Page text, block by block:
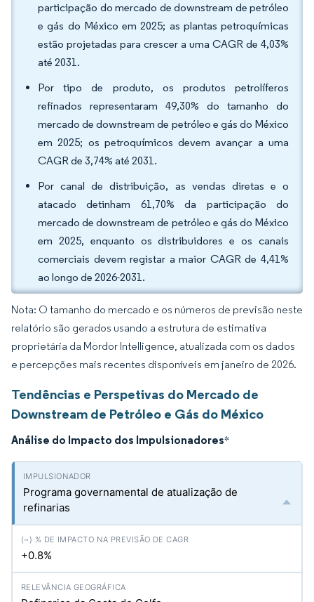
participação do mercado de downstream de petróleo
e gás do México em 2025; as plantas petroquímicas
estão projetadas para crescer a uma CAGR de 4,03%
até 2031.
Por tipo de produto, os produtos petrolíferos
refinados representaram 49,30% do tamanho do
mercado de downstream de petróleo e gás do México
em 2025; os petroquímicos devem avançar a uma
CAGR de 3,74% até 2031.
Por canal de distribuição, as vendas diretas e o
atacado detinham 61,70% da participação do
mercado de downstream de petróleo e gás do México
em 2025, enquanto os distribuidores e os canais
comerciais devem registar a maior CAGR de 4,41%
ao longo de 2026-2031.
Nota: O tamanho do mercado e os números de previsão neste
relatório são gerados usando a estrutura de estimativa
proprietária da Mordor Intelligence, atualizada com os dados
e percepções mais recentes disponíveis em janeiro de 2026.
Tendências e Perspetivas do Mercado de
Downstream de Petróleo e Gás do México
Análise do Impacto dos Impulsionadores*
Programa governamental de atualização de
refinarias
+0.8%